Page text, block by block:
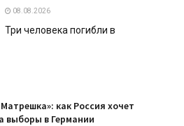
08.08.2026
Три человека погибли в
как Россия хочет
выборы в Германии